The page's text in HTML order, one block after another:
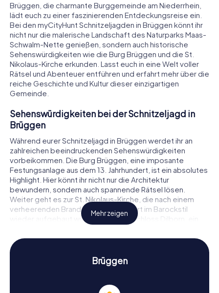
Brüggen, die charmante Burggemeinde am Niederrhein,
lädt euch zu einer faszinierenden Entdeckungsreise ein.
Bei den myCityHunt Schnitzeljagden in Brüggen könnt ihr
nicht nur die malerische Landschaft des Naturparks Maas-
Schwalm-Nette genießen, sondern auch historische
Sehenswürdigkeiten wie die Burg Brüggen und die St.
Nikolaus-Kirche erkunden. Lasst euch in eine Welt voller
Rätsel und Abenteuer entführen und erfahrt mehr über die
reiche Geschichte und Kultur dieser einzigartigen
Gemeinde.
Sehenswürdigkeiten bei der Schnitzeljagd in
Brüggen
Während eurer Schnitzeljagd in Brüggen werdet ihr an
zahlreichen beeindruckenden Sehenswürdigkeiten
vorbeikommen. Die Burg Brüggen, eine imposante
Festungsanlage aus dem 13. Jahrhundert, ist ein absolutes
Highlight. Hier könnt ihr nicht nur die Architektur
bewundern, sondern auch spannende Rätsel lösen.
Weiter geht es zur St. Nikolaus-Kirche, die nach einem
verheerenden Brand im 18. Jahrhundert im Barockstil
wieder aufgebaut wurde. Auch das Schloss Dilborn, ein
Teil eurer Entdeckungstour sein. Jede dieser Stationen
bietet euch die Möglichkeit, mehr über die Geschichte
der Stadt zu erfahren und knifflige Aufgaben zu meistern.
Mehr zeigen
Brüggen